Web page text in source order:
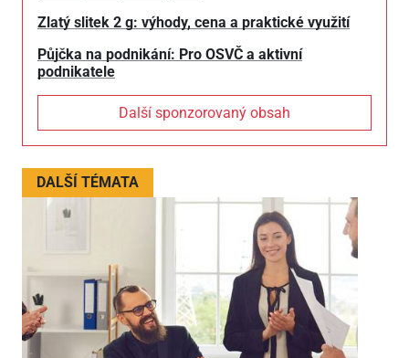
Zlatý slitek 2 g: výhody, cena a praktické využití
Půjčka na podnikání: Pro OSVČ a aktivní
podnikatele
Další sponzorovaný obsah
DALŠÍ TÉMATA